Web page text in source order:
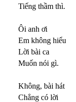
Tiếng thầm thì.
Ôi anh ơi
Em không hiểu
Lời bài ca
Muốn nói gì.
Không, bài hát
Chẳng có lời